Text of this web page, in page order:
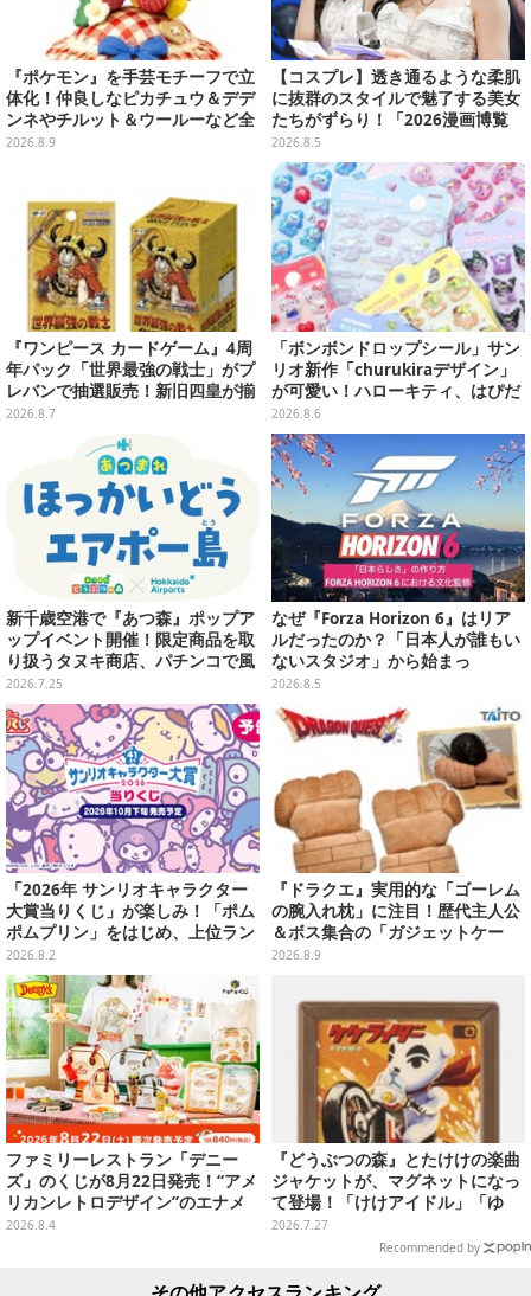
『ポケモン』を手芸モチーフで立
体化！仲良しなピカチュウ＆デデ
ンネやチルット＆ウールーなど全
6種
2026.8.9
【コスプレ】透き通るような柔肌
に抜群のスタイルで魅了する美女
たちがずらり！「2026漫画博覧
会」美麗コンパニオンまとめ【画
像39枚】
2026.8.5
『ワンピース カードゲーム』4周
年パック「世界最強の戦士」がプ
レバンで抽選販売！新旧四皇が揃
い踏み、刃牙作者が描く「カイド
2026.8.7
「ボンボンドロップシール」サン
リオ新作「churukiraデザイン」
が可愛い！ハローキティ、はぴだ
んぶいなど全8種類が順次展開
2026.8.6
新千歳空港で『あつ森』ポップア
ップイベント開催！限定商品を取
り扱うタヌキ商店、パチンコで風
船を狙う体験ゲームなど
2026.7.25
なぜ『Forza Horizon 6』はリア
ルだったのか？「日本人が誰もい
ないスタジオ」から始まっ
た、“生活感のある日本"の作り方
【CEDEC2026】
2026.8.5
「2026年 サンリオキャラクター
大賞当りくじ」が楽しみ！「ポム
ポムプリン」をはじめ、上位ラン
クインが登場するスペシャル企画
2026.8.2
『ドラクエ』実用的な「ゴーレム
の腕入れ枕」に注目！歴代主人公
＆ボス集合の「ガジェットケー
ス」ほか9プライズが続々展開
2026.8.9
ファミリーレストラン「デニー
ズ」のくじが8月22日発売！“アメ
リカンレトロデザイン”のエナメ
ルバッグやTシャツなど、日常使
2026.8.4
『どうぶつの森』とたけけの楽曲
ジャケットが、マグネットになっ
て登場！「けけアイドル」「ゆ
け！けけライダー」など全10種
2026.7.27
Recommended by
その他アクセスランキング